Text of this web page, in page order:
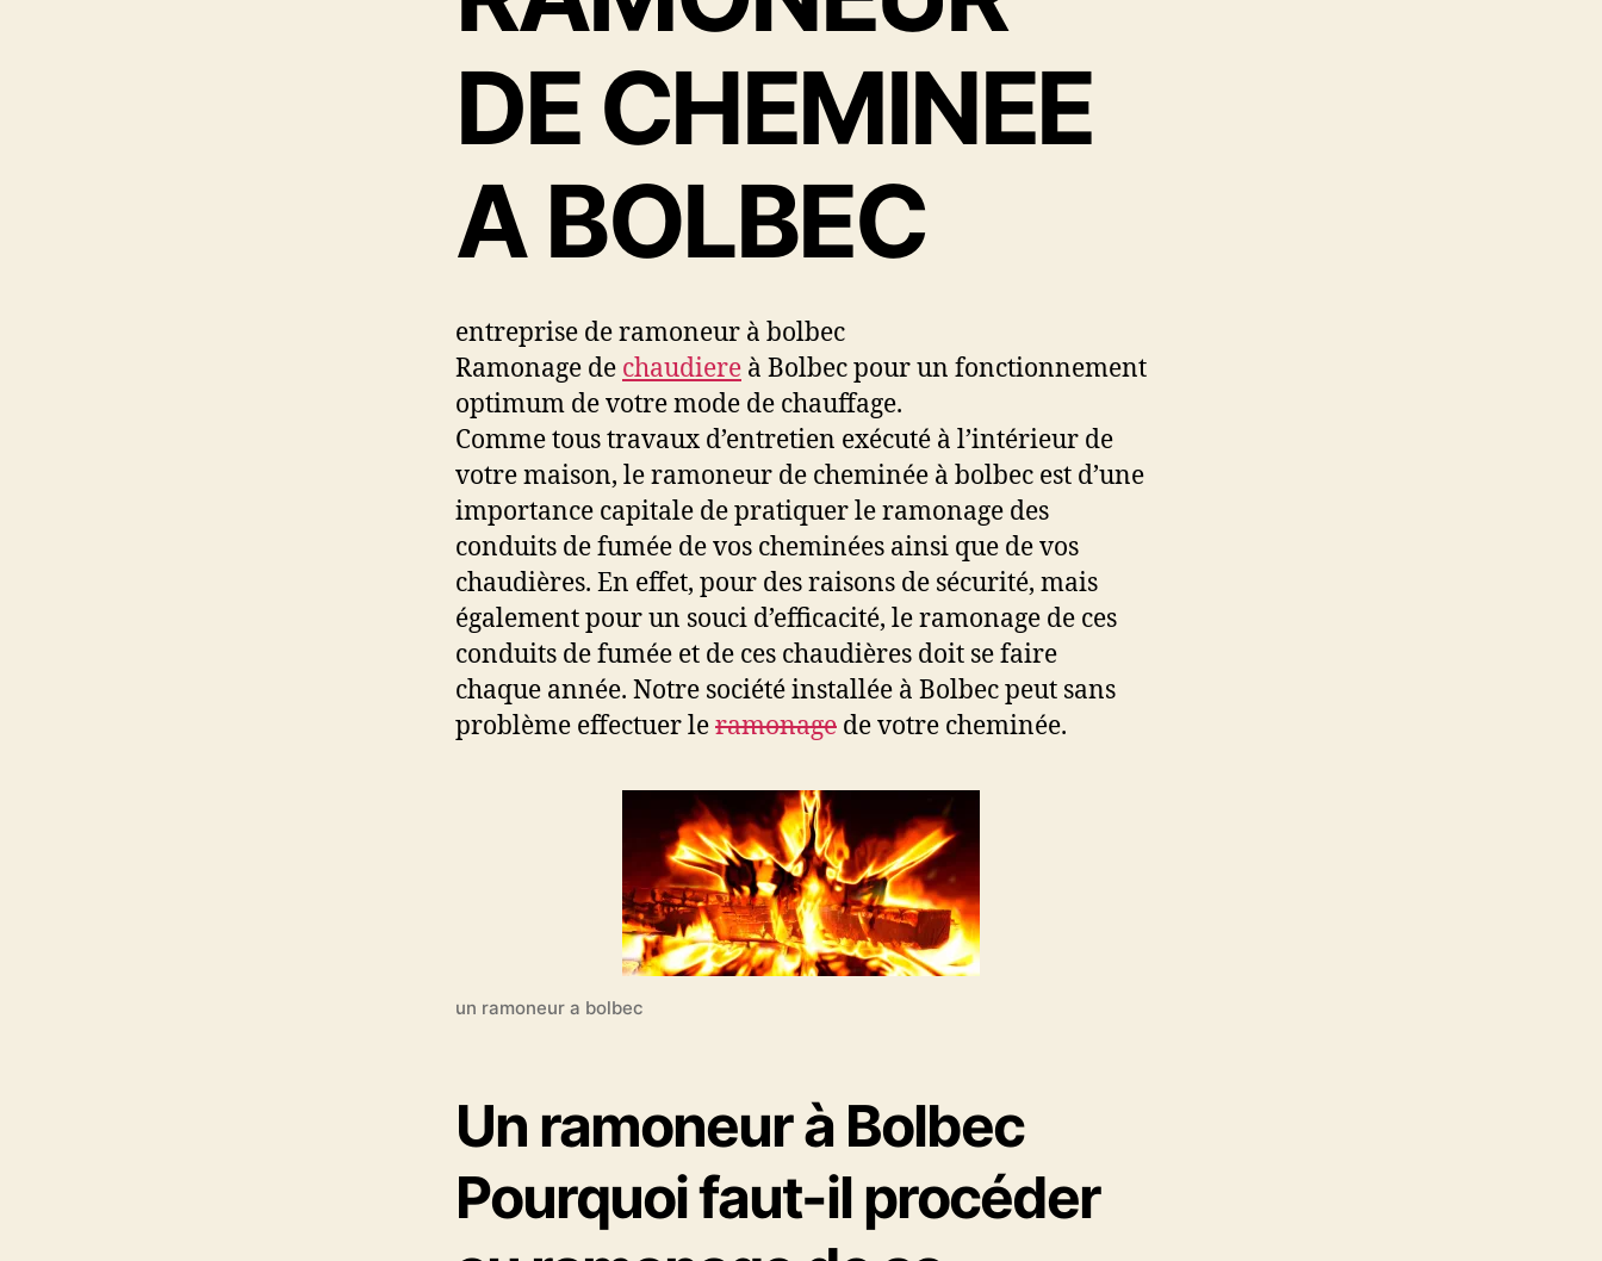
e
’
r
i
c
l
’
t
i
l
e
DE CHEMINEE
A BOLBEC
entreprise de ramoneur à bolbec
Ramonage de chaudiere à Bolbec pour un fonctionnement
optimum de votre mode de chauffage.
Comme tous travaux d’entretien exécuté à l’intérieur de
votre maison, le ramoneur de cheminée à bolbec est d’une
importance capitale de pratiquer le ramonage des
conduits de fumée de vos cheminées ainsi que de vos
chaudières. En effet, pour des raisons de sécurité, mais
également pour un souci d’efficacité, le ramonage de ces
conduits de fumée et de ces chaudières doit se faire
chaque année. Notre société installée à Bolbec peut sans
problème effectuer leramonage de votre cheminée.
un ramoneur a bolbec
Un ramoneur à Bolbec
Pourquoi faut-il procéder